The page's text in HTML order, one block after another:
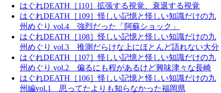
はぐれDEATH［110］拡張する視覚、衰退する視覚
はぐれDEATH［109］怪しい記憶と怪しい知識だけの九
州めぐり vol.4 強烈だった「阿蘇ショック」
はぐれDEATH［108］怪しい記憶と怪しい知識だけの九
州めぐり vol.3 推測だらけな上にほとんど語れない大分
はぐれDEATH［107］怪しい記憶と怪しい知識だけの九
州めぐり vol.2 偏るにも程があるけど興味津々な長崎
はぐれDEATH［106］怪しい記憶と怪しい知識だけの九
州編vol.1 思ってたよりも知らなかった福岡県